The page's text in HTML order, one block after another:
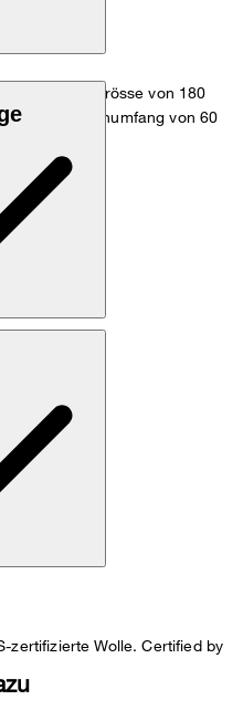
einer Körpergrösse von 180
einem Taillenumfang von 60
zertifizierte Wolle. Certified by